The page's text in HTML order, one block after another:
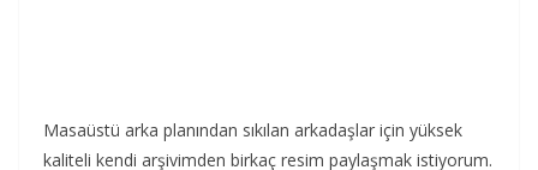
Masaüstü arka planından sıkılan arkadaşlar için yüksek
kaliteli kendi arşivimden birkaç resim paylaşmak istiyorum.